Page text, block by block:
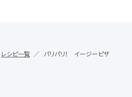
レシピ一覧 パリパリ！ イージーピザ